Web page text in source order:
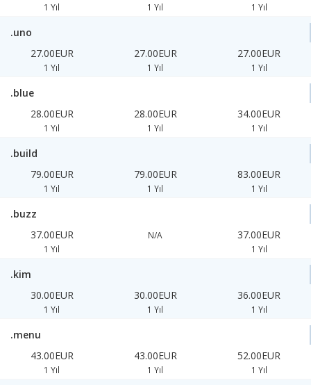
1 Yıl 1 Yıl 1 Yıl
.uno
27.00EUR
1 Yıl
27.00EUR
1 Yıl
27.00EUR
1 Yıl
.blue
28.00EUR
1 Yıl
28.00EUR
1 Yıl
34.00EUR
1 Yıl
.build
79.00EUR
1 Yıl
79.00EUR
1 Yıl
83.00EUR
1 Yıl
.buzz
37.00EUR
1 Yıl
N/A 37.00EUR
1 Yıl
.kim
30.00EUR
1 Yıl
30.00EUR
1 Yıl
36.00EUR
1 Yıl
.menu
43.00EUR
1 Yıl
43.00EUR
1 Yıl
52.00EUR
1 Yıl